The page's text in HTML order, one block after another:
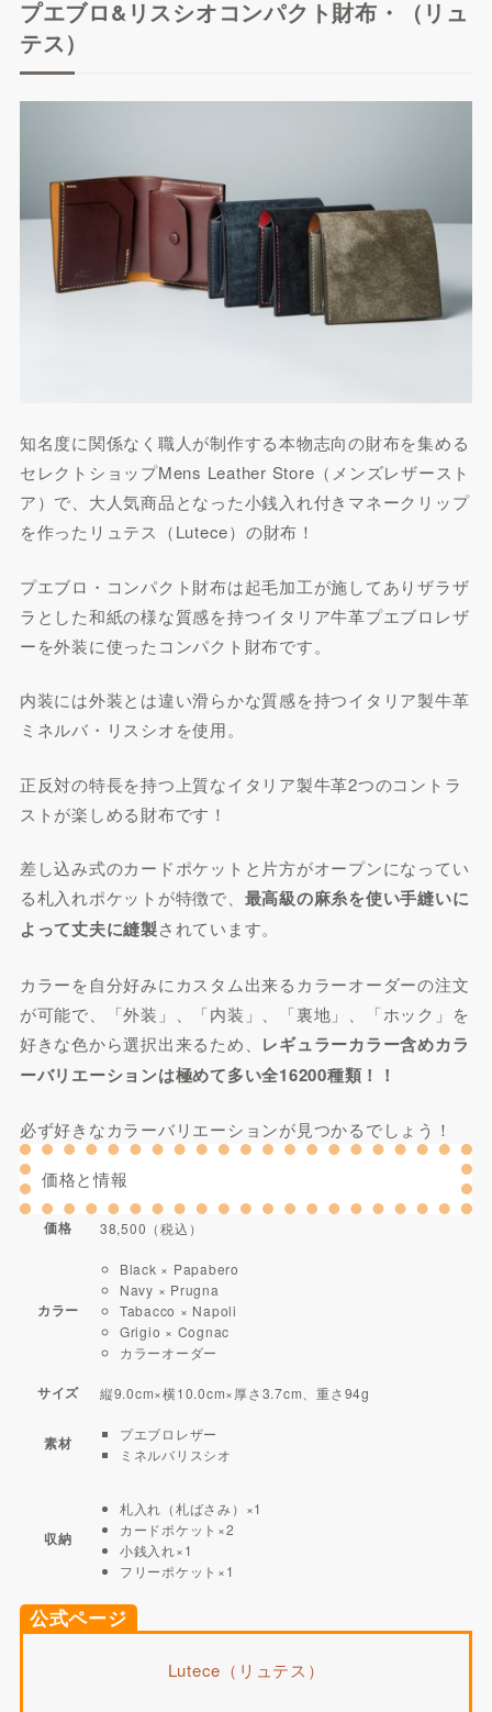
プエブロ&リスシオコンパクト財布・（リュ
テス）
知名度に関係なく職人が制作する本物志向の財布を集める
セレクトショップMens Leather Store（メンズレザースト
ア）で、大人気商品となった小銭入れ付きマネークリップ
を作ったリュテス（Lutece）の財布！
プエブロ・コンパクト財布は起毛加工が施してありザラザ
ラとした和紙の様な質感を持つイタリア牛革プエブロレザ
ーを外装に使ったコンパクト財布です。
内装には外装とは違い滑らかな質感を持つイタリア製牛革
ミネルバ・リスシオを使用。
正反対の特長を持つ上質なイタリア製牛革2つのコントラ
ストが楽しめる財布です！
差し込み式のカードポケットと片方がオープンになってい
る札入れポケットが特徴で、 最高級の麻糸を使い手縫いに
よって丈夫に縫製されています。
カラーを自分好みにカスタム出来るカラーオーダーの注文
が可能で、「外装」、「内装」、「裏地」、「ホック」を
好きな色から選択出来るため、 レギュラーカラー含めカラ
ーバリエーションは極めて多い全16200種類！！
必ず好きなカラーバリエーションが見つかるでしょう！
価格と情報
価格 38,500（税込）
カラー
Black × Papabero
Navy × Prugna
Tabacco × Napoli
Grigio × Cognac
カラーオーダー
サイズ 縦9.0cm×横10.0cm×厚さ3.7cm、重さ94g
素材
プエブロレザー
ミネルバリスシオ
収納
札入れ（札ばさみ）×1
カードポケット×2
小銭入れ×1
フリーポケット×1
公式ページ
Lutece（リュテス）